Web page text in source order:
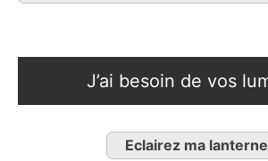
J’ai besoin de vos
Eclairez ma